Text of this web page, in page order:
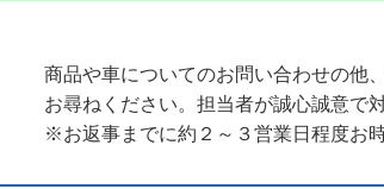
商品や車についてのお問い合わせの他
お尋ねください。担当者が誠心誠意で
※お返事までに約２～３営業日程度お